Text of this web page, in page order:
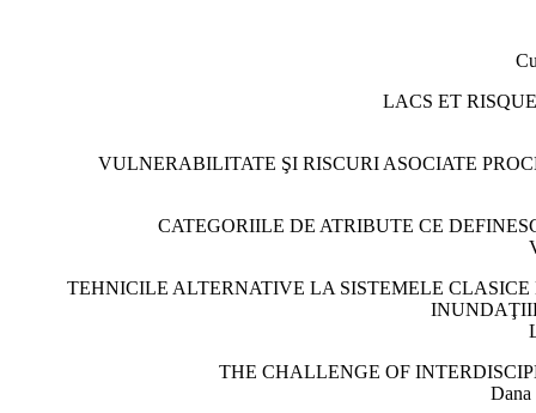
LACS ET
VULNERABILITATE ŞI RISCURI ASOCIATE
CATEGORIILE DE ATRIBUTE CE
TEHNICILE ALTERNATIVE LA SISTEMELE
THE CHALLENGE OF
Dana